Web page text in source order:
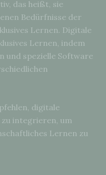
das heißt, sie
Bedürfnisse der
Lernen. Digitale
Lernen, indem
und spezielle Software
digitale
integrieren, um
Lernen zu